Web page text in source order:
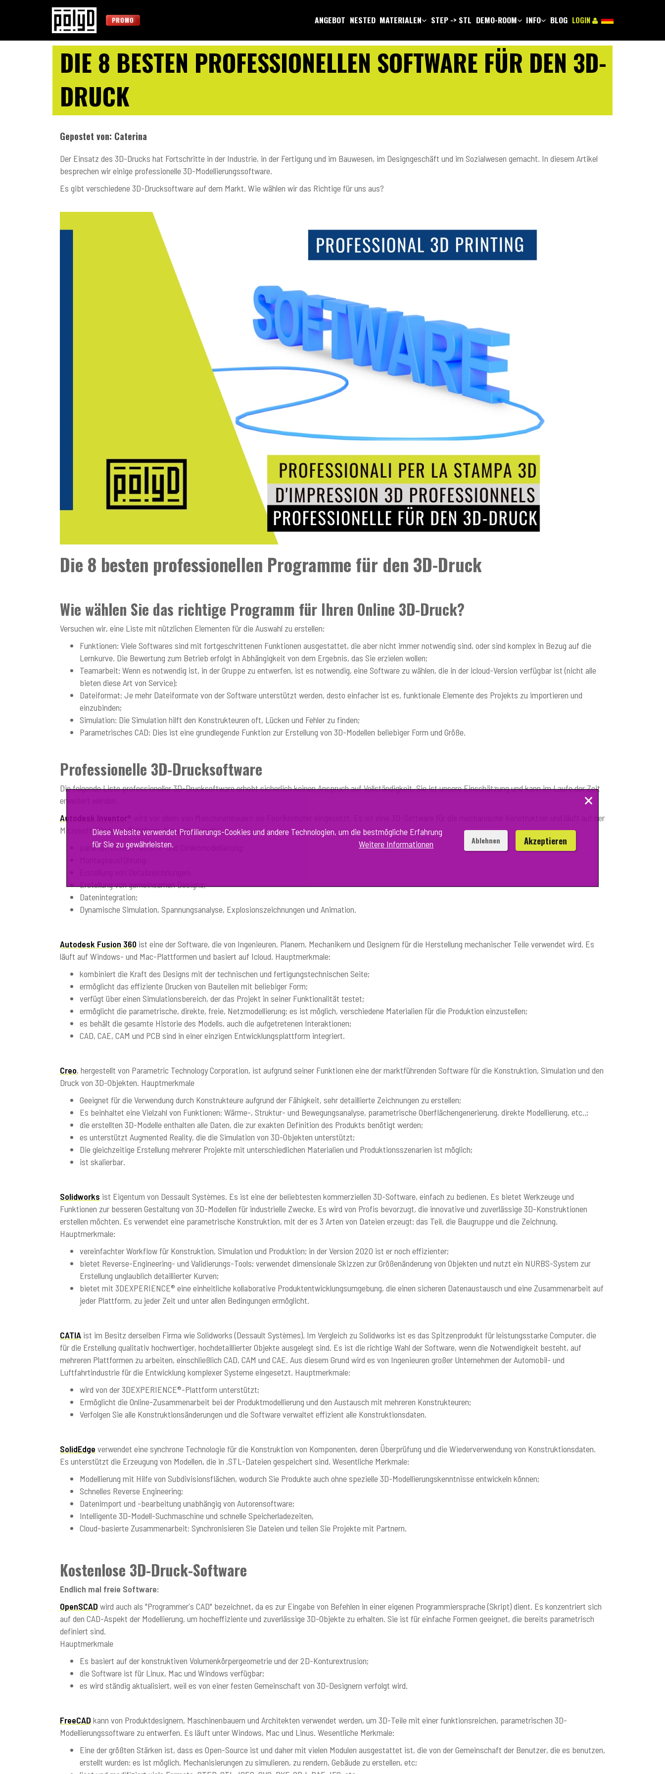
PROMO ANGEBOT NESTED MATERIALEN STEP -> STL DEMO-ROOM INFO BLOG LOGIN
DIE 8 BESTEN PROFESSIONELLEN SOFTWARE FÜR DEN 3D-
DRUCK
Gepostet von: Caterina
Der Einsatz des 3D-Drucks hat Fortschritte in der Industrie, in der Fertigung und im Bauwesen, im Designgeschäft und im Sozialwesen gemacht. In diesem Artikel
besprechen wir einige professionelle 3D-Modellierungssoftware.
Es gibt verschiedene 3D-Drucksoftware auf dem Markt. Wie wählen wir das Richtige für uns aus?
Die 8 besten professionellen Programme für den 3D-Druck
Wie wählen Sie das richtige Programm für Ihren Online 3D-Druck?
Versuchen wir, eine Liste mit nützlichen Elementen für die Auswahl zu erstellen:
Funktionen: Viele Softwares sind mit fortgeschrittenen Funktionen ausgestattet, die aber nicht immer notwendig sind, oder sind komplex in Bezug auf die
Lernkurve. Die Bewertung zum Betrieb erfolgt in Abhängigkeit von dem Ergebnis, das Sie erzielen wollen;
Teamarbeit: Wenn es notwendig ist, in der Gruppe zu entwerfen, ist es notwendig, eine Software zu wählen, die in der icloud-Version verfügbar ist (nicht alle
bieten diese Art von Service);
Dateiformat: Je mehr Dateiformate von der Software unterstützt werden, desto einfacher ist es, funktionale Elemente des Projekts zu importieren und
einzubinden;
Simulation: Die Simulation hilft den Konstrukteuren oft, Lücken und Fehler zu finden;
Parametrisches CAD: Dies ist eine grundlegende Funktion zur Erstellung von 3D-Modellen beliebiger Form und Größe.
Professionelle 3D-Drucksoftware
Die folgende Liste professioneller 3D-Drucksoftware erhebt sicherlich keinen Anspruch auf Vollständigkeit. Sie ist unsere Einschätzung und kann im Laufe der Zeit
erweitert werden.
Autodesk Inventor®
wird vor allem von Maschinenbauern als Fabrikroboter eingesetzt. Es ist eine 3D-Software für die mechanische Konstruktion und läuft auf der
Microsoft Windows-Plattform. Hauptmerkmale:
parametrische, Freiform- und Direktmodellierung;
Erstellung von gemeinsamen Designs;
Datenintegration;
Dynamische Simulation, Spannungsanalyse, Explosionszeichnungen und Animation.
Autodesk Fusion 360 ist eine der Software, die von Ingenieuren, Planern, Mechanikern und Designern für die Herstellung mechanischer Teile verwendet wird. Es
läuft auf Windows- und Mac-Plattformen und basiert auf Icloud. Hauptmerkmale:
kombiniert die Kraft des Designs mit der technischen und fertigungstechnischen Seite;
ermöglicht das effiziente Drucken von Bauteilen mit beliebiger Form;
verfügt über einen Simulationsbereich, der das Projekt in seiner Funktionalität testet;
ermöglicht die parametrische, direkte, freie, Netzmodellierung; es ist möglich, verschiedene Materialien für die Produktion einzustellen;
es behält die gesamte Historie des Modells, auch die aufgetretenen Interaktionen;
CAD, CAE, CAM und PCB sind in einer einzigen Entwicklungsplattform integriert.
Creo, hergestellt von Parametric Technology Corporation, ist aufgrund seiner Funktionen eine der marktführenden Software für die Konstruktion, Simulation und den
Druck von 3D-Objekten. Hauptmerkmale
Geeignet für die Verwendung durch Konstrukteure aufgrund der Fähigkeit, sehr detaillierte Zeichnungen zu erstellen;
Es beinhaltet eine Vielzahl von Funktionen: Wärme-, Struktur- und Bewegungsanalyse, parametrische Oberflächengenerierung, direkte Modellierung, etc..;
die erstellten 3D-Modelle enthalten alle Daten, die zur exakten Definition des Produkts benötigt werden;
es unterstützt Augmented Reality, die die Simulation von 3D-Objekten unterstützt;
Die gleichzeitige Erstellung mehrerer Projekte mit unterschiedlichen Materialien und Produktionsszenarien ist möglich;
ist skalierbar.
Solidworks ist Eigentum von Dessault Systèmes. Es ist eine der beliebtesten kommerziellen 3D-Software, einfach zu bedienen. Es bietet Werkzeuge und
Funktionen zur besseren Gestaltung von 3D-Modellen für industrielle Zwecke. Es wird von Profis bevorzugt, die innovative und zuverlässige 3D-Konstruktionen
erstellen möchten. Es verwendet eine parametrische Konstruktion, mit der es 3 Arten von Dateien erzeugt: das Teil, die Baugruppe und die Zeichnung.
Hauptmerkmale:
vereinfachter Workflow für Konstruktion, Simulation und Produktion; in der Version 2020 ist er noch effizienter;
bietet Reverse-Engineering- und Validierungs-Tools; verwendet dimensionale Skizzen zur Größenänderung von Objekten und nutzt ein NURBS-System zur
Erstellung unglaublich detaillierter Kurven;
bietet mit 3DEXPERIENCE® eine einheitliche kollaborative Produktentwicklungsumgebung, die einen sicheren Datenaustausch und eine Zusammenarbeit auf
jeder Plattform, zu jeder Zeit und unter allen Bedingungen ermöglicht.
CATIA ist im Besitz derselben Firma wie Solidworks (Dessault Systèmes). Im Vergleich zu Solidworks ist es das Spitzenprodukt für leistungsstarke Computer, die
für die Erstellung qualitativ hochwertiger, hochdetaillierter Objekte ausgelegt sind. Es ist die richtige Wahl der Software, wenn die Notwendigkeit besteht, auf
mehreren Plattformen zu arbeiten, einschließlich CAD, CAM und CAE. Aus diesem Grund wird es von Ingenieuren großer Unternehmen der Automobil- und
Luftfahrtindustrie für die Entwicklung komplexer Systeme eingesetzt. Hauptmerkmale:
wird von der 3DEXPERIENCE®-Plattform unterstützt;
Ermöglicht die Online-Zusammenarbeit bei der Produktmodellierung und den Austausch mit mehreren Konstrukteuren;
Verfolgen Sie alle Konstruktionsänderungen und die Software verwaltet effizient alle Konstruktionsdaten.
SolidEdge verwendet eine synchrone Technologie für die Konstruktion von Komponenten, deren Überprüfung und die Wiederverwendung von Konstruktionsdaten.
Es unterstützt die Erzeugung von Modellen, die in .STL-Dateien gespeichert sind. Wesentliche Merkmale:
Modellierung mit Hilfe von Subdivisionsflächen, wodurch Sie Produkte auch ohne spezielle 3D-Modellierungskenntnisse entwickeln können;
Schnelles Reverse Engineering;
Datenimport und -bearbeitung unabhängig von Autorensoftware;
Intelligente 3D-Modell-Suchmaschine und schnelle Speicherladezeiten,
Cloud-basierte Zusammenarbeit: Synchronisieren Sie Dateien und teilen Sie Projekte mit Partnern.
Kostenlose 3D-Druck-Software
Endlich mal freie Software:
OpenSCAD wird auch als "Programmer's CAD" bezeichnet, da es zur Eingabe von Befehlen in einer eigenen Programmiersprache (Skript) dient. Es konzentriert sich
auf den CAD-Aspekt der Modellierung, um hocheffiziente und zuverlässige 3D-Objekte zu erhalten. Sie ist für einfache Formen geeignet, die bereits parametrisch
definiert sind.
Hauptmerkmale
Es basiert auf der konstruktiven Volumenkörpergeometrie und der 2D-Konturextrusion;
die Software ist für Linux, Mac und Windows verfügbar;
es wird ständig aktualisiert, weil es von einer festen Gemeinschaft von 3D-Designern verfolgt wird.
FreeCAD kann von Produktdesignern, Maschinenbauern und Architekten verwendet werden, um 3D-Teile mit einer funktionsreichen, parametrischen 3D-
Modellierungssoftware zu entwerfen. Es läuft unter Windows, Mac und Linus. Wesentliche Merkmale:
Eine der größten Stärken ist, dass es Open-Source ist und daher mit vielen Modulen ausgestattet ist, die von der Gemeinschaft der Benutzer, die es benutzen,
erstellt wurden: es ist möglich, Mechanisierungen zu simulieren, zu rendern, Gebäude zu erstellen, etc;
Diese Website verwendet Profilierungs-Cookies und andere Technologien, um die bestmögliche Erfahrung
für Sie zu gewährleisten.
Weitere Informationen Ablehnen Akzeptieren
×